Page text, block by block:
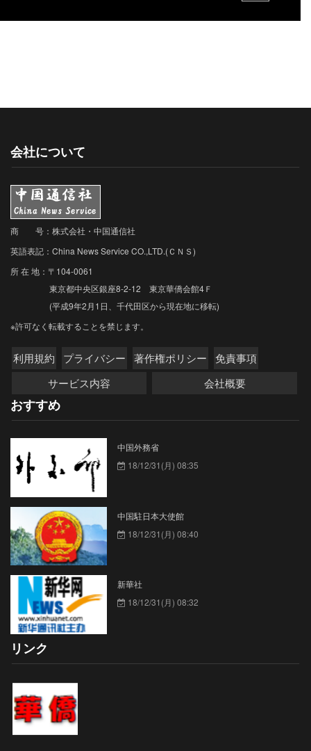
国際・対外関係 6048
文化産業
企業情報・イノベーション
対外経済・貿易・外資
海外投資・進出
エネルギー・資源
交通・運輸・観光
製造業・小売
建設・不動産・インフラ
賃金・雇用 197
農・林・水産業
消費者志向・動向
経済関連法律・条文
経済指標・統計
サイエンス
環境技術
医療・衛生・バイオ
動植物
宇宙開発
社会
まつり・イベント 27
労働・社会保障
災害・異常気象
人口問題
会社について
商 号：株式会社・中国通信社
英語表記：China News Service CO.,LTD.(ＣＮＳ)
所 在 地：〒104-0061
東京都中央区銀座8-2-12 東京華僑会館4Ｆ
(平成9年2月1日、千代田区から現在地に移転)
※許可なく転載することを禁じます。
利用規約 プライバシー 著作権ポリシー
免責事項
サービス内容
会社概要
おすすめ
中国外務省
18/12/31(月) 08:35
中国駐日本大使館
18/12/31(月) 08:40
新華社
18/12/31(月) 08:32
リンク